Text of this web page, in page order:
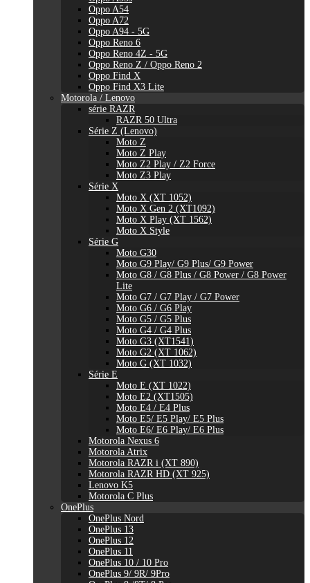
Oppo A54
Oppo A72
Oppo A94 - 5G
Oppo Reno 6
Oppo Reno 4Z - 5G
Oppo Reno Z / Oppo Reno 2
Oppo Find X
Oppo Find X3 Lite
Motorola / Lenovo
série RAZR
RAZR 50 Ultra
Série Z (Lenovo)
Moto Z
Moto Z Play
Moto Z2 Play / Z2 Force
Moto Z3 Play
Série X
Moto X (XT 1052)
Moto X Gen 2 (XT1092)
Moto X Play (XT 1562)
Moto X Style
Série G
Moto G30
Moto G9 Play/ G9 Plus/ G9 Power
Moto G8 / G8 Plus / G8 Power / G8 Power
Lite
Moto G7 / G7 Play / G7 Power
Moto G6 / G6 Play
Moto G5 / G5 Plus
Moto G4 / G4 Plus
Moto G3 (XT1541)
Moto G2 (XT 1062)
Moto G (XT 1032)
Série E
Moto E (XT 1022)
Moto E2 (XT1505)
Moto E4 / E4 Plus
Moto E5/ E5 Play/ E5 Plus
Moto E6/ E6 Play/ E6 Plus
Motorola Nexus 6
Motorola Atrix
Motorola RAZR i (XT 890)
Motorola RAZR HD (XT 925)
Lenovo K5
Motorola C Plus
OnePlus
OnePlus Nord
OnePlus 13
OnePlus 12
OnePlus 11
OnePlus 10 / 10 Pro
OnePlus 9/ 9R/ 9Pro